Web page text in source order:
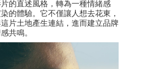
的直述風格，轉為一種情緒感
的體驗。它不僅讓人想去花東，
片土地產生連結，進而建立品牌
共鳴。